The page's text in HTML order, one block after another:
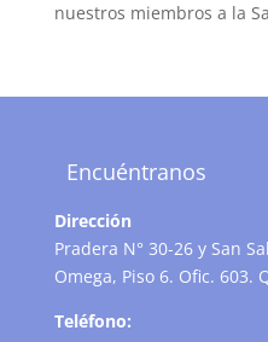
nuestros miembros a la
Encuéntranos
Dirección
Pradera N° 30-26 y San
Omega, Piso 6. Ofic. 603.
Teléfono: